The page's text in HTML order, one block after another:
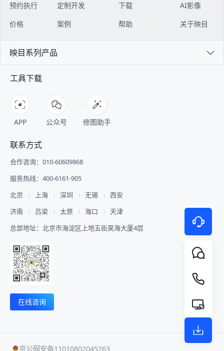
预约执行
价格
定制开发
案例
下载
帮助
AI影像
关于映目
映目系列产品
工具下载
APP 公众号 修图助手
联系方式
合作咨询：010-60609868
服务热线：400-6161-905
北京
上海 深圳 无锡
西安
济南
吕梁 太原 海口
天津
总部地址：北京市海淀区上地五街昊海大厦4层
在线咨询
京公网安备11010802045263